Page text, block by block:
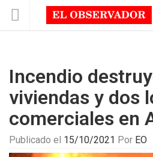
Incendio
viviendas y dos
comerciales en
Publicado el 15/10/2021 Por EO